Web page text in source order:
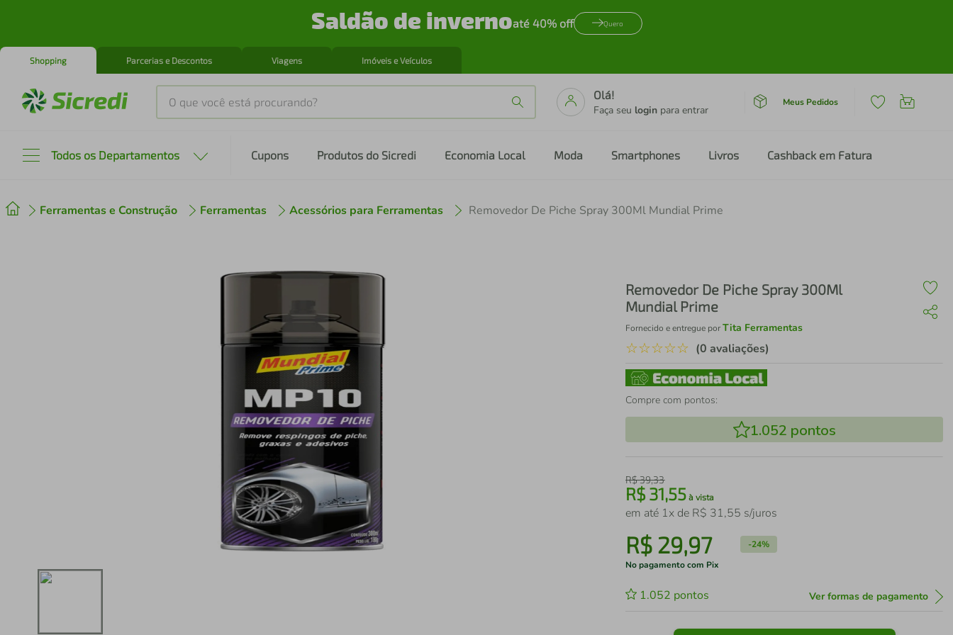
Saldão de invernoaté 40% off Quero
Shopping Parcerias e Descontos Viagens Imóveis e Veículos
O que você está procurando?
Olá!
Faça seu login para entrar
Meus Pedidos
Todos os Departamentos Cupons Produtos do Sicredi Economia Local Moda Smartphones Livros Cashback em Fatura
Ferramentas e Construção Ferramentas Acessórios para Ferramentas Removedor De Piche Spray 300Ml Mundial Prime
Removedor De Piche Spray 300Ml
Mundial Prime
Fornecido e entregue porTita Ferramentas
☆☆☆☆☆ (0 avaliações)
Compre com pontos:
1.052 pontos
R$39,33
R$31,55 à vista
em até 1x de R$ 31,55 s/juros
R$ 29,97 -24%
No pagamento com Pix
1.052 pontos Ver formas de pagamento
2º cafeteira